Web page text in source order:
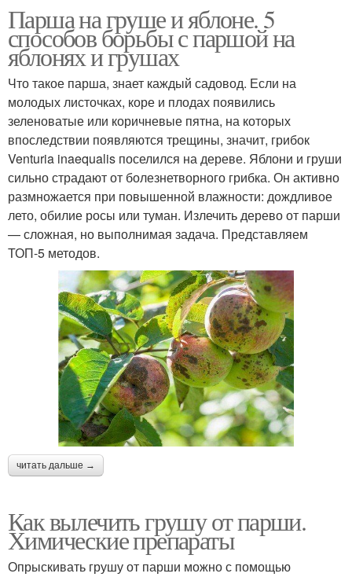
Парша на груше и яблоне. 5
способов борьбы с паршой на
яблонях и грушах
Что такое парша, знает каждый садовод. Если на
молодых листочках, коре и плодах появились
зеленоватые или коричневые пятна, на которых
впоследствии появляются трещины, значит, грибок
Venturia inaequalis поселился на дереве. Яблони и груши
сильно страдают от болезнетворного грибка. Он активно
размножается при повышенной влажности: дождливое
лето, обилие росы или туман. Излечить дерево от парши
— сложная, но выполнимая задача. Представляем
ТОП-5 методов.
читать дальше →
Как вылечить грушу от парши.
Химические препараты
Опрыскивать грушу от парши можно с помощью